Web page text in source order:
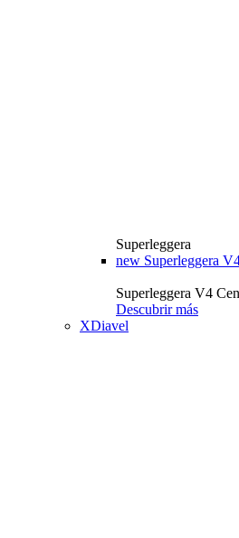
Superleggera
new Superleggera
Superleggera V4
Descubrir más
XDiavel